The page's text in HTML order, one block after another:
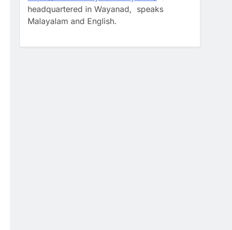
headquartered in Wayanad, speaks
Malayalam and English.